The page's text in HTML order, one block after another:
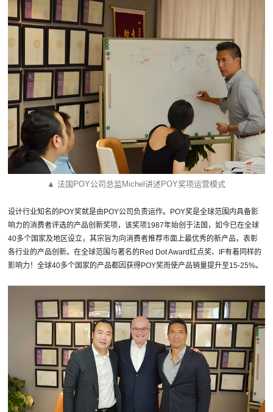
▲ 法国POY公司总监Michel讲述POY奖项运营模式
设计行业知名的POY奖就是由POY公司负责运作。POY奖是全球范围内具备影
响力的消费者评选的产品创新奖项，该奖项1987年始创于法国，如今已在全球
40多个国家及地区设立，其宗旨为向消费者推荐市面上最优秀的新产品，表彰
各行业的产品创新。在全球范围与著名的Red Dot Award红点奖、IF有着同样的
影响力！全球40多个国家的产品都因获得POY奖而使产品销量提升至15-25%。